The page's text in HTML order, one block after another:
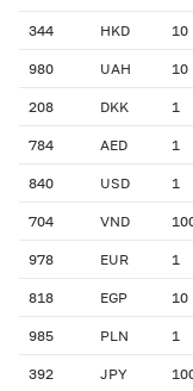
344 HKD 10
980 UAH 10
208 DKK 1
784 AED 1
840 USD 1
704 VND
978 EUR 1
818 EGP 10
985 PLN 1
392 JPY